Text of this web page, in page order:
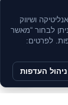
שליחים
ושיווק
לבחור “מאשר
לפרטים:
ניהול העדפות